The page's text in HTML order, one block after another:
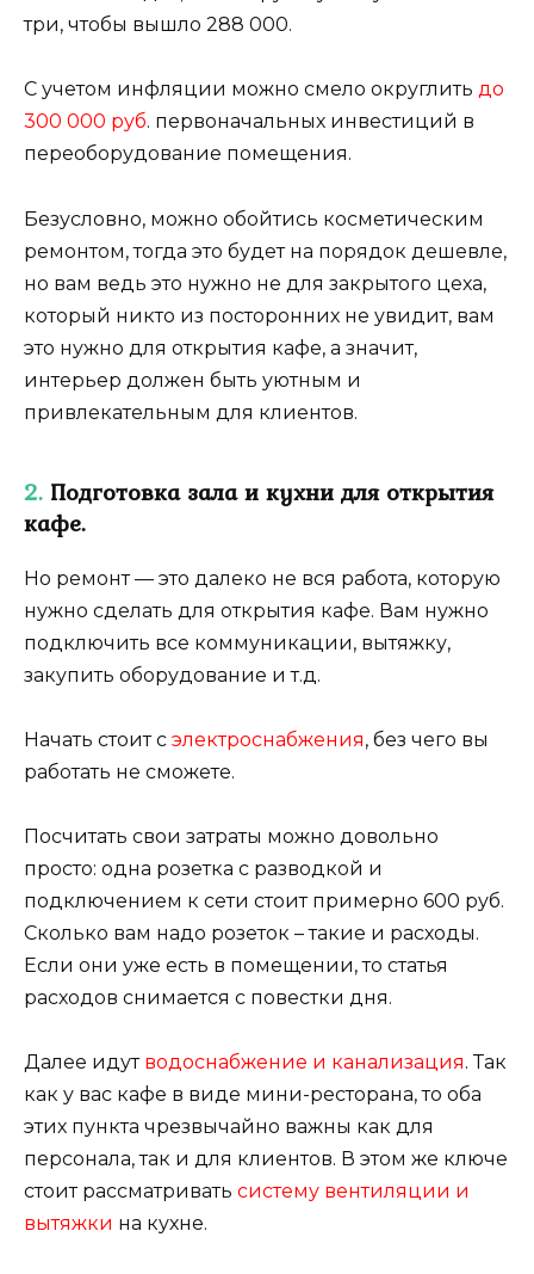
три, чтобы вышло 288 000.
С учетом инфляции можно смело округлить до
300 000 руб. первоначальных инвестиций в
переоборудование помещения.
Безусловно, можно обойтись косметическим
ремонтом, тогда это будет на порядок дешевле,
но вам ведь это нужно не для закрытого цеха,
который никто из посторонних не увидит, вам
это нужно для открытия кафе, а значит,
интерьер должен быть уютным и
привлекательным для клиентов.
2. Подготовка зала и кухни для открытия
кафе.
Но ремонт — это далеко не вся работа, которую
нужно сделать для открытия кафе. Вам нужно
подключить все коммуникации, вытяжку,
закупить оборудование и т.д.
Начать стоит с электроснабжения, без чего вы
работать не сможете.
Посчитать свои затраты можно довольно
просто: одна розетка с разводкой и
подключением к сети стоит примерно 600 руб.
Сколько вам надо розеток – такие и расходы.
Если они уже есть в помещении, то статья
расходов снимается с повестки дня.
Далее идут водоснабжение и канализация. Так
как у вас кафе в виде мини-ресторана, то оба
этих пункта чрезвычайно важны как для
персонала, так и для клиентов. В этом же ключе
стоит рассматривать систему вентиляции и
вытяжки на кухне.